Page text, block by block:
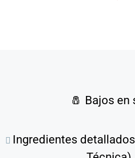
🧂 Bajos en
Ingredientes